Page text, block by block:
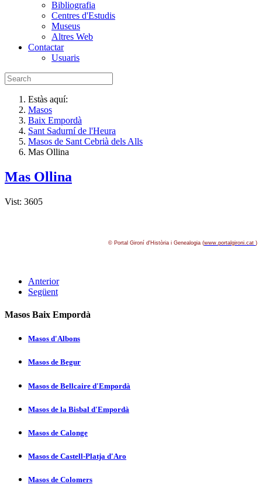
Bibliografia
Centres d'Estudis
Museus
Altres Web
Contactar
Usuaris
Estàs aquí:
Masos
Baix Empordà
Sant Sadurní de l'Heura
Masos de Sant Cebrià dels Alls
Mas Ollina
Mas Ollina
Vist: 3605
© Portal Gironí­ d'Història i Genealogia (www.portalgironi.cat )
Anterior
Següent
Masos Baix Empordà
Masos d'Albons
Masos de Begur
Masos de Bellcaire d'Empordà
Masos de la Bisbal d'Empordà
Masos de Calonge
Masos de Castell-Platja d'Aro
Masos de Colomers